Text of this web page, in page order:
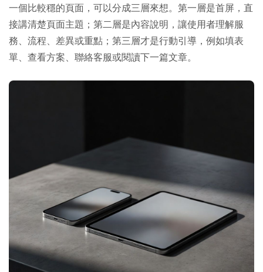
一個比較穩的頁面，可以分成三層來想。第一層是首屏，直
接講清楚頁面主題；第二層是內容說明，讓使用者理解服
務、流程、差異或重點；第三層才是行動引導，例如填表
單、查看方案、聯絡客服或閱讀下一篇文章。